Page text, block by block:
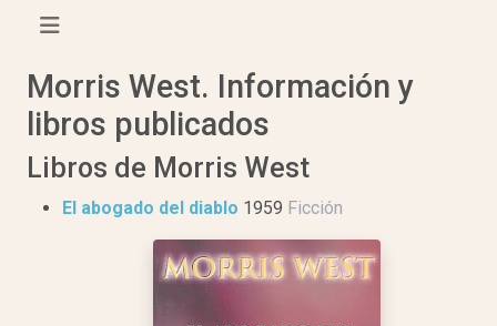
Morris West. Información y
libros publicados
Libros de Morris West
El abogado del diablo 1959 Ficción